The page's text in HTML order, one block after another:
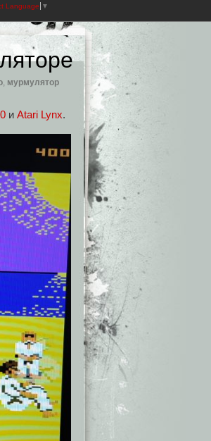
Language ▼
, мурмулятор
и Atari Lynx.